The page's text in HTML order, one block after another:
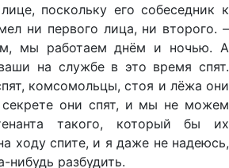
поскольку его собеседник к
ни первого лица, ни второго. –
мы работаем днём и ночью. А
на службе в это время спят.
комсомольцы, стоя и лёжа они
они спят, и мы не можем
такого, который бы их
ходу спите, и я даже не надеюсь,
нибудь разбудить.